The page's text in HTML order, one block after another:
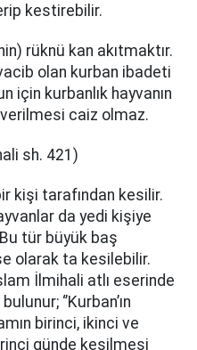
kestirebilir.
rüknü kan akıtmaktır.
olan kurban ibadeti
için kurbanlık hayvanın
caiz olmaz.
sh. 421)
kişi tarafından kesilir.
da yedi kişiye
tür büyük baş
olarak ta kesilebilir.
İlmihali atlı eserinde
‘’Kurban’ın
birinci, ikinci ve
günde kesilmesi